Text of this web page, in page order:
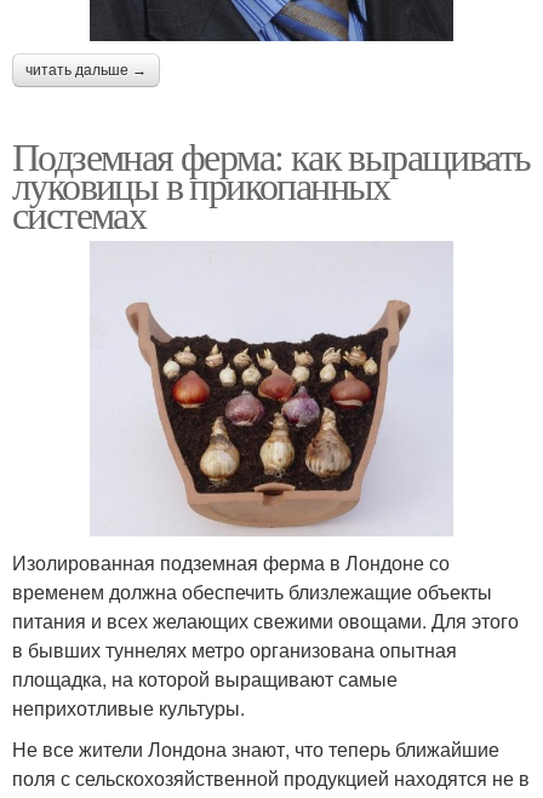
читать дальше →
Подземная ферма: как выращивать
луковицы в прикопанных
системах
Изолированная подземная ферма в Лондоне со
временем должна обеспечить близлежащие объекты
питания и всех желающих свежими овощами. Для этого
в бывших туннелях метро организована опытная
площадка, на которой выращивают самые
неприхотливые культуры.
Не все жители Лондона знают, что теперь ближайшие
поля с сельскохозяйственной продукцией находятся не в